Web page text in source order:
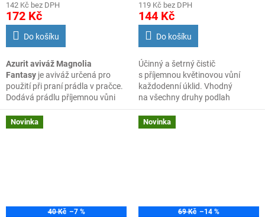
142 Kč bez DPH
172 Kč
Do košíku
Azurit aviváž Magnolia
Fantasy je aviváž určená pro
použití při praní prádla v pračce.
Dodává prádlu příjemnou vůni
textilie hebké na dotek.
119 Kč bez DPH
144 Kč
Do košíku
Účinný a šetrný čistič
s příjemnou květinovou vůní
každodenní úklid. Vhodný
na všechny druhy podlah
obklady, lino, vinyl, laminát,
dřevo, marmoleum, mramor.
Novinka
40 Kč –7 %
Novinka
69 Kč –14 %